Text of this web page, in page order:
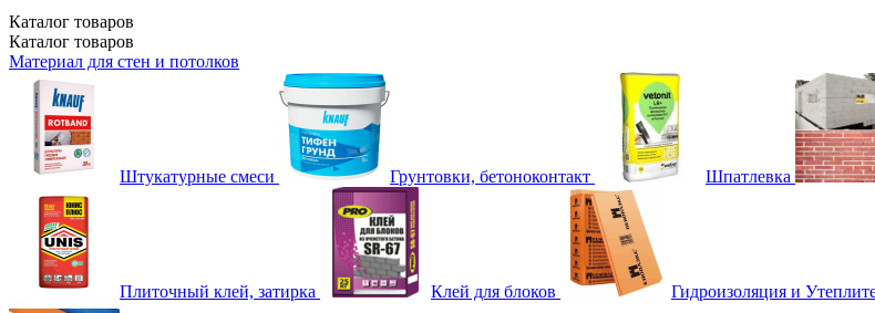
Каталог товаров
Каталог товаров
Материал для стен и потолков
Штукатурные смеси Грунтовки, бетоноконтакт Шпатлевка
Плиточный клей, затирка Клей для блоков Гидроизоляция и